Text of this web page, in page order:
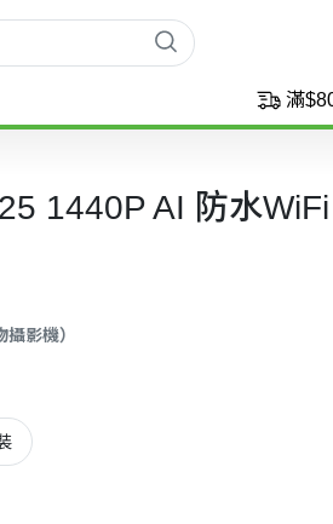
滿
1440P AI 防水
影機）